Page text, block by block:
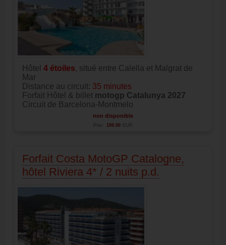
Hôtel 4 étoiles, situé entre Calella et Malgrat de
Mar
Distance au circuit: 35 minutes
Forfait Hôtel & billet motogp Catalunya 2027
Circuit de Barcelona-Montmelo
non disponible
Prix: 199.00 EUR
Forfait Costa MotoGP Catalogne,
hôtel Riviera 4* / 2 nuits p.d.